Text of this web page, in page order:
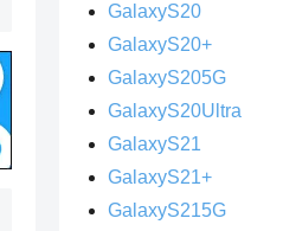
GalaxyS20
GalaxyS20+
GalaxyS205G
GalaxyS20Ultra
GalaxyS21
GalaxyS21+
GalaxyS215G